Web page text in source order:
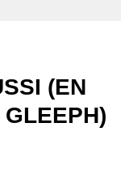
(EN
GLEEPH)